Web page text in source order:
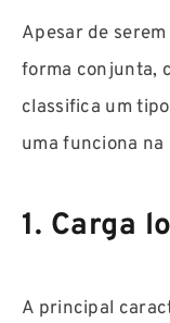
Apesar de
forma conjunta,
classifica um
uma funciona na
1. Carga
A principal